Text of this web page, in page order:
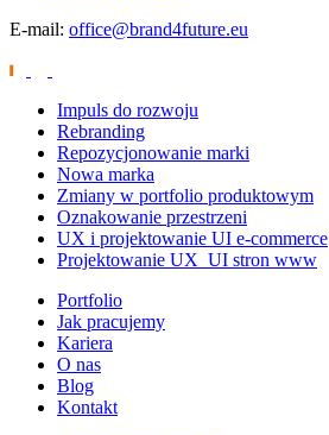
E-mail: office@brand4future.eu
Impuls do rozwoju
Rebranding
Repozycjonowanie marki
Nowa marka
Zmiany w portfolio produktowym
Oznakowanie przestrzeni
UX i projektowanie UI e-commerce
Projektowanie UX_UI stron www
Portfolio
Jak pracujemy
Kariera
O nas
Blog
Kontakt